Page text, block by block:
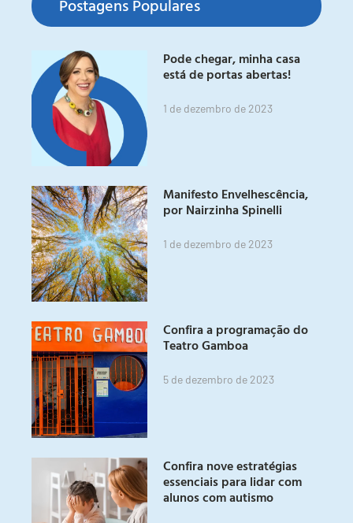
Pode chegar, minha casa
está de portas abertas!
1 de dezembro de 2023
Manifesto Envelhescência,
por Nairzinha Spinelli
1 de dezembro de 2023
Confira a programação do
Teatro Gamboa
5 de dezembro de 2023
Confira nove estratégias
essenciais para lidar com
alunos com autismo